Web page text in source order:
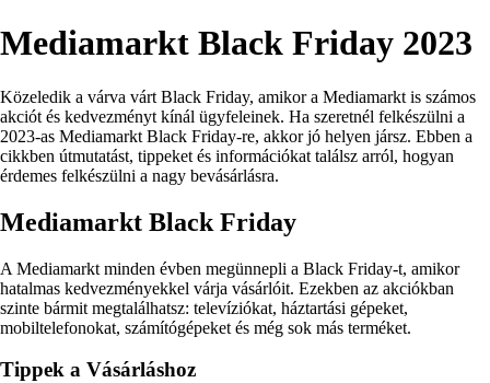
Mediamarkt Black Friday 2023
Közeledik a várva várt Black Friday, amikor a Mediamarkt is számos
akciót és kedvezményt kínál ügyfeleinek. Ha szeretnél felkészülni a
2023-as Mediamarkt Black Friday-re, akkor jó helyen jársz. Ebben a
cikkben útmutatást, tippeket és információkat találsz arról, hogyan
érdemes felkészülni a nagy bevásárlásra.
Mediamarkt Black Friday
A Mediamarkt minden évben megünnepli a Black Friday-t, amikor
hatalmas kedvezményekkel várja vásárlóit. Ezekben az akciókban
szinte bármit megtalálhatsz: televíziókat, háztartási gépeket,
mobiltelefonokat, számítógépeket és még sok más terméket.
Tippek a Vásárláshoz